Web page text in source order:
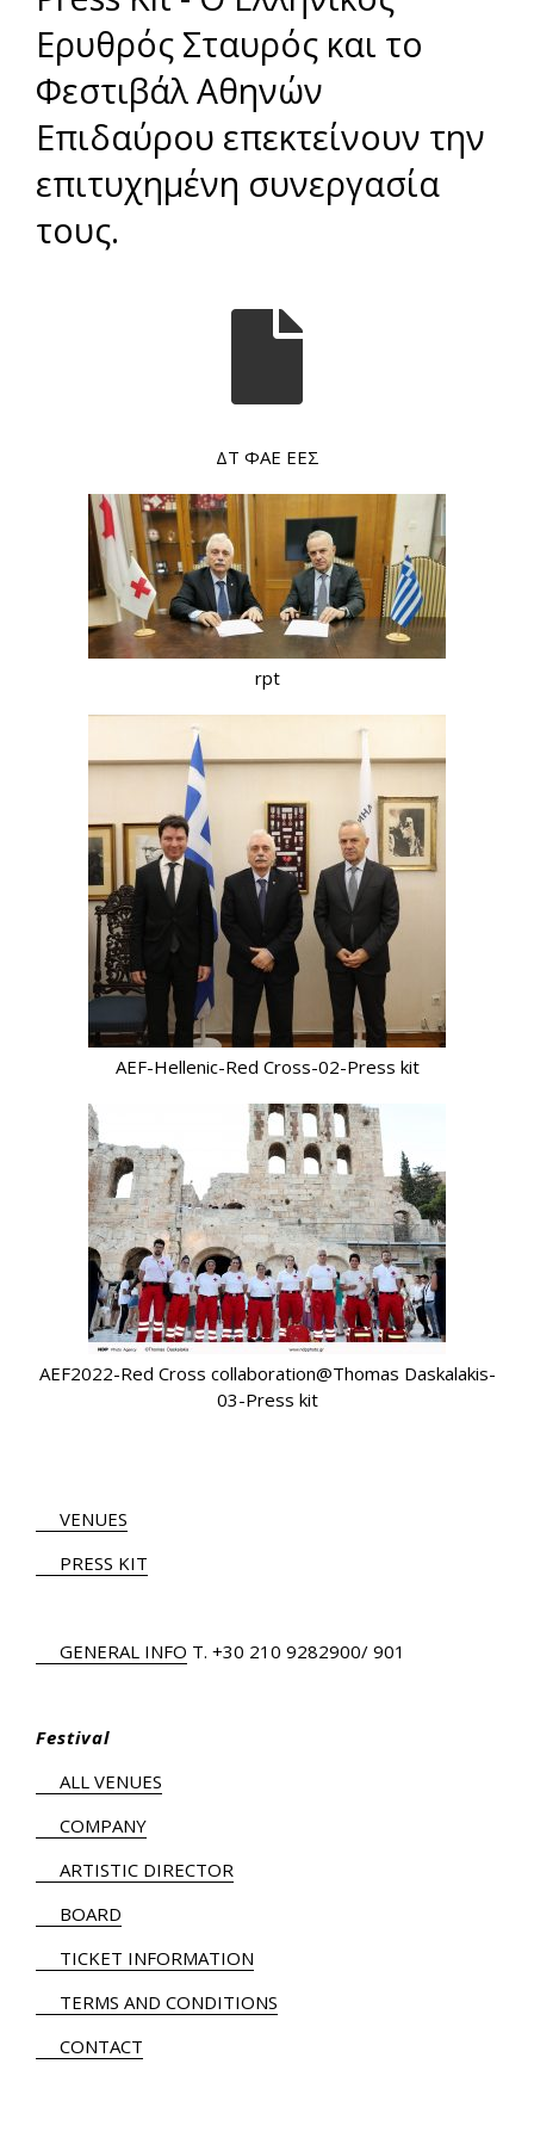
Ερυθρός Σταυρός και το
Φεστιβάλ Αθηνών
Επιδαύρου επεκτείνουν την
επιτυχημένη συνεργασία
τους.
ΔΤ ΦΑΕ ΕΕΣ
rpt
AEF-Hellenic-Red Cross-02-Press kit
AEF2022-Red Cross collaboration@Thomas Daskalakis-
03-Press kit
VENUES
PRESS KIT
GENERAL INFO Τ. +30 210 9282900/ 901
Festival
ALL VENUES
COMPANY
ARTISTIC DIRECTOR
BOARD
TICKET INFORMATION
TERMS AND CONDITIONS
CONTACT